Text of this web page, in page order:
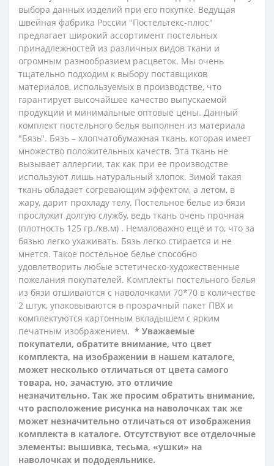
выбора данных изделий при его покупке. Ведущая
швейная фабрика России "Постельтекс-плюс"
предлагает широкий ассортимент постельных
принадлежностей из различных видов ткани и
огромным разнообразием расцветок. Мы очень
тщательно подходим к выбору поставщиков
материалов, используемых в производстве, что
гарантирует высочайшее качество выпускаемой
продукции и минимальные оптовые цены. Данный
комплект постельного белья выполнен из материала
"Бязь". Бязь – хлопчатобумажная ткань, которая имеет
множество положительных качеств. Эта ткань не
вызывает аллергии, так как при ее производстве
используют лишь натуральный хлопок. Зимой такая
ткань обладает согревающим эффектом, а летом, в
жару, дарит прохладу телу. Постельное белье из бязи
прослужит долгую службу, ведь ткань очень прочная
(плотность 125 гр./кв.м) . Немаловажно ещё и то, что за
бязью легко ухаживать. Бязь легко стирается и не
мнется. Такое постельное белье способно
удовлетворить любые эстетическо-художественные
пожелания покупателей. Комплекты постельного белья
из бязи отшиваются с наволочками 70*70 в количестве
2 штук, упаковываются в прозрачный пакет ПВХ и
комплектуются картонным вкладышем с ярким
печатным изображением. * Уважаемые
покупатели, обратите внимание, что цвет
комплекта, на изображении в нашем каталоге,
может несколько отличаться от цвета самого
товара, но, зачастую, это отличие
незначительно. Так же просим обратить внимание,
что расположение рисунка на наволочках так же
может незначительно отличаться от изображения
комплекта в каталоге. Отсутствуют все отделочные
элементы: вышивка, тесьма, «ушки» на
наволочках и пододеяльнике.